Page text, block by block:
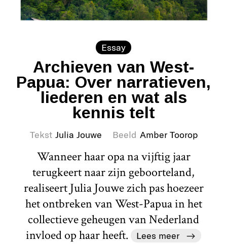
Essay
Archieven van West-
Papua: Over narratieven,
liederen en wat als
kennis telt
Tekst Julia Jouwe Beeld Amber Toorop
Wanneer haar opa na vijftig jaar
terugkeert naar zijn geboorteland,
realiseert Julia Jouwe zich pas hoezeer
het ontbreken van West-Papua in het
collectieve geheugen van Nederland
invloed op haar heeft.
Lees meer